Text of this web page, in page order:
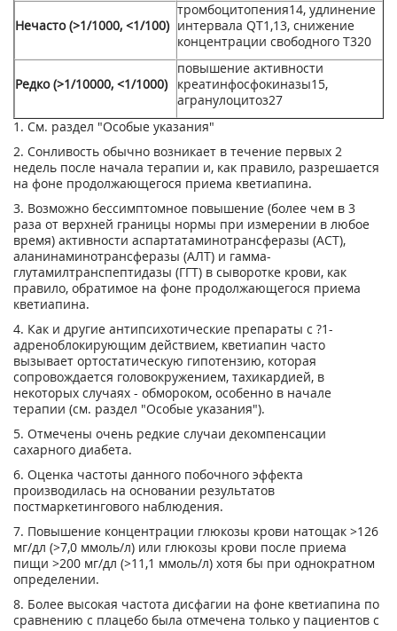
Нечасто (>1/1000, <1/100)
тромбоцитопения14, удлинение
интервала QT1,13, снижение
концентрации свободного Т320
Редко (>1/10000, <1/1000)
повышение активности
креатинфосфокиназы15,
агранулоцитоз27
1. См. раздел "Особые указания"
2. Сонливость обычно возникает в течение первых 2
недель после начала терапии и, как правило, разрешается
на фоне продолжающегося приема кветиапина.
3. Возможно бессимптомное повышение (более чем в 3
раза от верхней границы нормы при измерении в любое
время) активности аспартатаминотрансферазы (ACT),
аланинаминотрансферазы (АЛТ) и гамма-
глутамилтранспептидазы (ГГТ) в сыворотке крови, как
правило, обратимое на фоне продолжающегося приема
кветиапина.
4. Как и другие антипсихотические препараты с ?1-
адреноблокирующим действием, кветиапин часто
вызывает ортостатическую гипотензию, которая
сопровождается головокружением, тахикардией, в
некоторых случаях - обмороком, особенно в начале
терапии (см. раздел "Особые указания").
5. Отмечены очень редкие случаи декомпенсации
сахарного диабета.
6. Оценка частоты данного побочного эффекта
производилась на основании результатов
постмаркетингового наблюдения.
7. Повышение концентрации глюкозы крови натощак >126
мг/дл (>7,0 ммоль/л) или глюкозы крови после приема
пищи >200 мг/дл (>11,1 ммоль/л) хотя бы при однократном
определении.
8. Более высокая частота дисфагии на фоне кветиапина по
сравнению с плацебо была отмечена только у пациентов с